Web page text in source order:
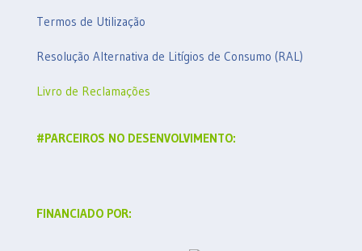
Termos de Utilização
Resolução Alternativa de Litígios de Consumo (RAL)
Livro de Reclamações
#PARCEIROS NO DESENVOLVIMENTO:
FINANCIADO POR: